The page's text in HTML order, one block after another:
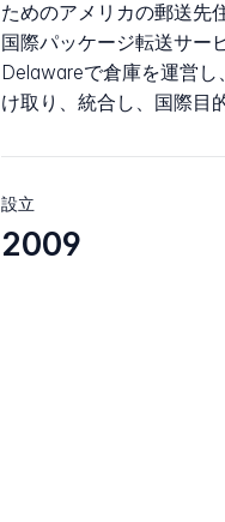
ためのアメリカの郵送先
国際パッケージ転送サー
Delawareで倉庫を運営
け取り、統合し、国際目
設立
2009